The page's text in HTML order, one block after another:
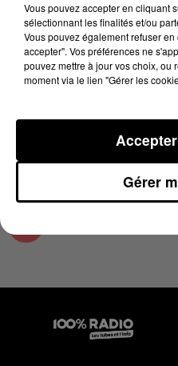
6 mai 2024 - 1 min 14 sec
L'AGENDA DE
16H35
L'agenda de Toulouse
Vous pouvez accepter en cliquant
sélectionnant les finalités et/ou
Vous pouvez également refuser
accepter". Vos préférences ne
pouvez mettre à jour vos choix, ou
moment via le lien "Gérer les
Gérer